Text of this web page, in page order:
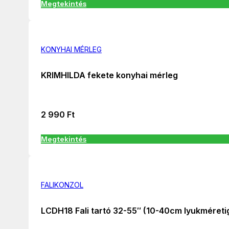
Megtekintés
KONYHAI MÉRLEG
KRIMHILDA fekete konyhai mérleg
2 990 Ft
Megtekintés
FALIKONZOL
LCDH18 Fali tartó 32-55″ (10-40cm